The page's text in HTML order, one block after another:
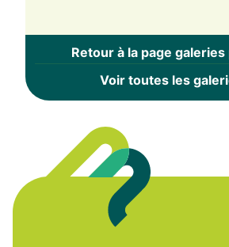
Retour à la page
Voir toutes les